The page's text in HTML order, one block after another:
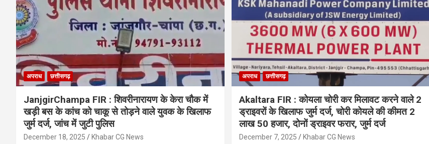
अपराध छत्तीसगढ़
JanjgirChampa FIR : शिवरीनारायण के केरा चौक में
खड़ी बस के कांच को चाकू से तोड़ने वाले युवक के खिलाफ
जुर्म दर्ज, जांच में जुटी पुलिस
December 18, 2025 Khabar CG News
अपराध छत्तीसगढ़
Akaltara FIR : कोयला चोरी कर मिलावट करने वाले 2
ड्राइवरों के खिलाफ जुर्म दर्ज, चोरी कोयले की कीमत 2
लाख 50 हजार, दोनों ड्राइवर फरार, जुर्म दर्ज
December 7, 2025 Khabar CG News